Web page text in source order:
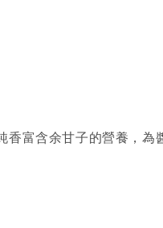
富含余甘子的營養，